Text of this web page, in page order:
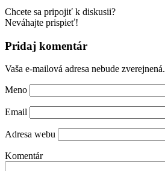
Chcete sa pripojiť k diskusii?
Neváhajte prispieť!
Pridaj komentár
Vaša e-mailová adresa nebude zverejnená.
Meno
Email
Adresa webu
Komentár